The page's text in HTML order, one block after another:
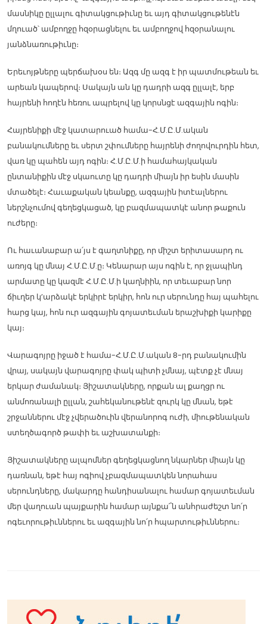
մասնիկը ըլլալու գիտակցութիւնը եւ այդ գիտակցութենէն
մղուած՝ ամբողջը հզօրացնելու եւ ամբողջով հզօրանալու
յանձնառութիւնը։
Երեւոյթները պերճախօս են։ Ազգ մը ազգ է իր պատմութեան եւ
արեան կապերով։ Սակայն ան կը դադրի ազգ ըլլալէ, երբ
հայրենի հողէն հեռու ապրելով կը կորսնցէ ազգային ոգին։
Հայրենիքի մէջ կատարուած համա-Հ.Մ.Ը.Մ.ական
բանակումները եւ սերտ շփումները հայրենի ժողովուրդին հետ,
վառ կը պահեն այդ ոգին։ Հ.Մ.Ը.Մ.ի համահայկական
ընտանիքին մէջ սկաուտը կը դադրի միայն իր եսին մասին
մտածելէ։ Հաւաքական կեանքը, ազգային իտէալներու
ներշնչումով գեղեցկացած, կը բազմապատկէ անոր թաքուն
ուժերը։
Ու հաւանաբար ա՛յս է գաղտնիքը, որ միշտ երիտասարդ ու
առոյգ կը մնայ Հ.Մ.Ը.Մ.ը։ Կենարար այս ոգին է, որ ջլապինդ
արմատը կը կազմէ Հ.Մ.Ը.Մ.ի կաղնիին, որ տեւաբար նոր
ճիւղեր կ’արձակէ երկիրէ երկիր, հոն ուր սերունդը հայ պահելու
հարց կայ, հոն ուր ազգային գոյատեւման երաշխիքի կարիքը
կայ։
Վարագոյրը իջած է համա-Հ.Մ.Ը.Մ.ական 8-րդ բանակումին
վրայ, սակայն վարագոյրը փակ պիտի չմնայ, պէտք չէ մնայ
երկար ժամանակ։ Յիշատակները, որքան ալ քաղցր ու
անմոռանալի ըլլան, շահեկանութենէ զուրկ կը մնան, եթէ
շրջաններու մէջ չվերածուին վերանորոգ ուժի, միութենական
ստեղծագործ թափի եւ աշխատանքի։
Յիշատակները ալպոմներ գեղեցկացնող նկարներ միայն կը
դառնան, եթէ հայ ոգիով չբազմապատկեն նորահաս
սերունդները, մակարդը հանդիսանալու համար գոյատեւման
մեր վաղուան պայքարին համար այնքա՜ն անհրաժեշտ նո՛ր
ոգեւորութիւններու եւ ազգային նո՛ր հպարտութիւններու։